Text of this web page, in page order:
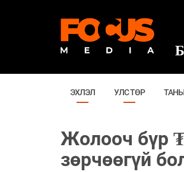
ЭХЛЭЛ УЛС ТӨР
Жолооч бүр
зөрчөөгүй